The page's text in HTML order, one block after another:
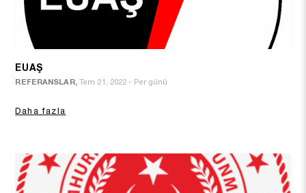
EUAŞ
REFERANSLAR, Tem 21, 2022 - Per günü
Daha fazla